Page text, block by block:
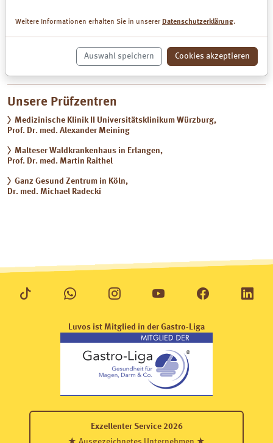
Diagnosen sowie eine Liste der von Ihnen eingenommenen
Medikamente.
Melden Sie sich bitte unverbindlich direkt bei unserem Prüfzentren
Unsere Prüfzentren
Medizinische Klinik II Universitätsklinikum Würzburg,
Prof. Dr. med. Alexander Meining
Malteser Waldkrankenhaus in Erlangen,
Prof. Dr. med. Martin Raithel
Ganz Gesund Zentrum in Köln,
Dr. med. Michael Radecki
Luvos ist Mitglied in der Gastro-Liga
Exzellenter Service 2026
Weitere Informationen erhalten Sie in unserer Datenschutzerklärung.
Auswahl speichern Cookies akzeptieren